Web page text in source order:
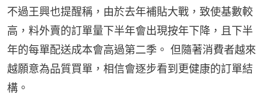
不過王興也提醒稱，由於去年補貼大戰，致使基數較
高，料外賣的訂單量下半年會出現按年下降，且下半
年的每單配送成本會高過第二季。 但隨著消費者越來
越願意為品質買單，相信會逐步看到更健康的訂單結
構。